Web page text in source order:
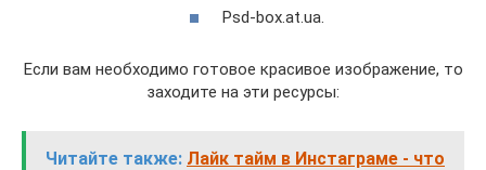
Psd-box.at.ua.
Если вам необходимо готовое красивое изображение, то
заходите на эти ресурсы:
Читайте также: Лайк тайм в Инстаграме - что